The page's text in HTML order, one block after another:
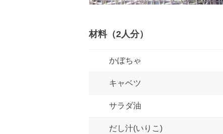
材料（2人分）
かぼちゃ
キャベツ
サラダ油
だし汁(いりこ)